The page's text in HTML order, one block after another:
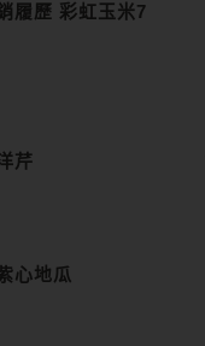
履歷 彩虹玉米7
芹
心地瓜